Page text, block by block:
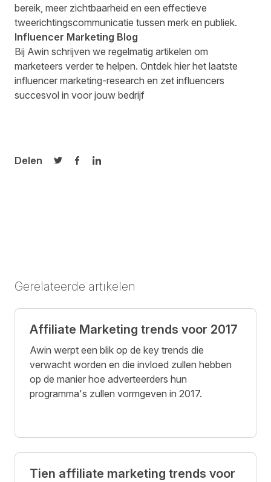
bereik, meer zichtbaarheid en een effectieve
tweerichtingscommunicatie tussen merk en publiek.
Influencer Marketing Blog
Bij Awin schrijven we regelmatig artikelen om
marketeers verder te helpen. Ontdek hier het laatste
influencer marketing-research en zet influencers
succesvol in voor jouw bedrijf
Delen
Delen op Twitter
Delen op Facebook
Delen op LinkedIn
Gerelateerde artikelen
Affiliate Marketing trends voor 2017
Awin werpt een blik op de key trends die
verwacht worden en die invloed zullen hebben
op de manier hoe adverteerders hun
programma's zullen vormgeven in 2017.
Tien affiliate marketing trends voor